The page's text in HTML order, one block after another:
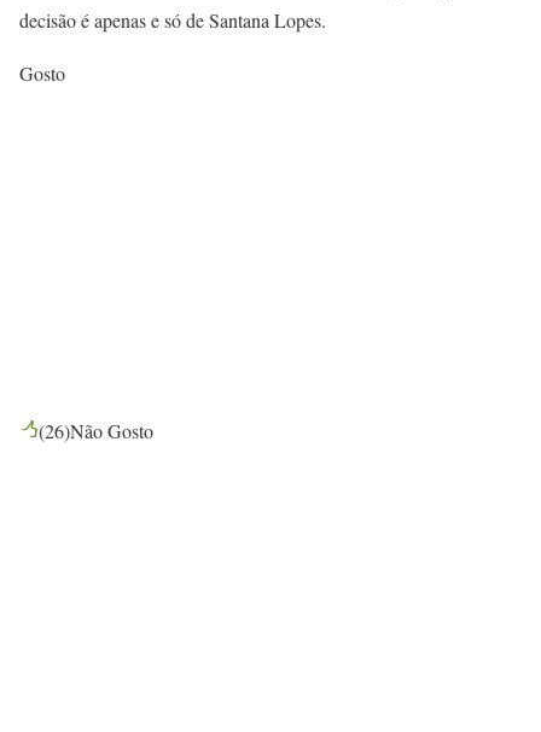
decisão é apenas e só de Santana Lopes.
Gosto
(26)Não Gosto